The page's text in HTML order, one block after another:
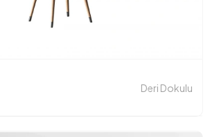
Deri Dokulu